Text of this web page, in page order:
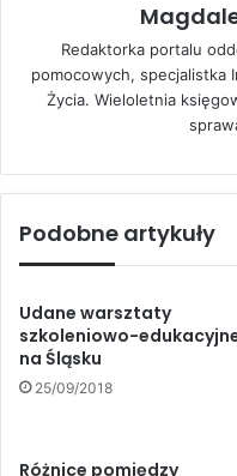
Redaktorka portalu
pomocowych, specjalistka
Życia. Wieloletnia
Podobne artykuły
Udane warsztaty
szkoleniowo-
na Śląsku
25/09/2018
Różnice pomiędzy